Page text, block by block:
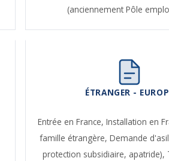
(anciennement Pôle
ÉTRANGER -
Entrée en France,Installation en
famille étrangère,Demande
protection subsidiaire, apatride),